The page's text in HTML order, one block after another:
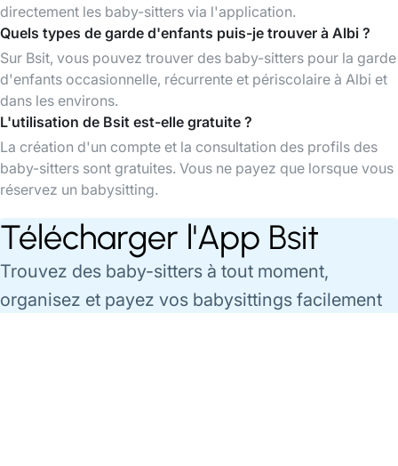
directement les baby-sitters via l'application.
Quels types de garde d'enfants puis-je trouver à Albi ?
Sur Bsit, vous pouvez trouver des baby-sitters pour la garde
d'enfants occasionnelle, récurrente et périscolaire à Albi et
dans les environs.
L'utilisation de Bsit est-elle gratuite ?
La création d'un compte et la consultation des profils des
baby-sitters sont gratuites. Vous ne payez que lorsque vous
réservez un babysitting.
Télécharger l'App Bsit
Trouvez des baby-sitters à tout moment,
organisez et payez vos babysittings facilement